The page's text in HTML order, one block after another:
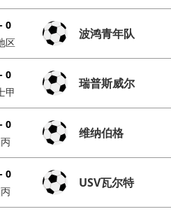
0
区
波鸿青年队
0
甲
瑞普斯威尔
0
维纳伯格
0
USV瓦尔特